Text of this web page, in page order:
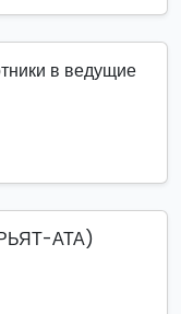
в ведущие
АТА)